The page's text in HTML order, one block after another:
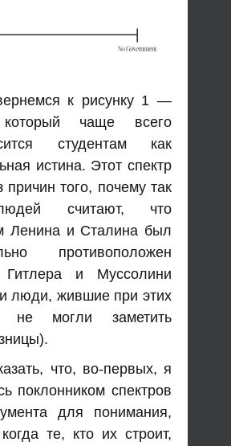
к рисунку 1 —
который чаще всего
студентам как
истина. Этот спектр
того, почему так
считают, что
Ленина и Сталина был
противоположен
и Муссолини
люди, жившие при этих
не могли заметить
что, во-первых, я
поклонником спектров
для понимания,
те, кто их строит,